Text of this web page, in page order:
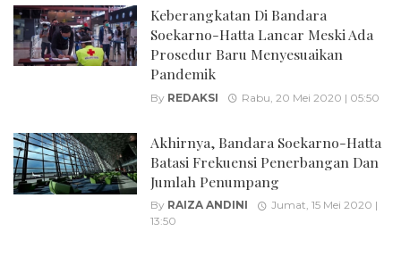
Keberangkatan Di Bandara
Soekarno-Hatta Lancar Meski Ada
Prosedur Baru Menyesuaikan
Pandemik
By REDAKSI Rabu, 20 Mei 2020 | 05:50
Akhirnya, Bandara Soekarno-Hatta
Batasi Frekuensi Penerbangan Dan
Jumlah Penumpang
By RAIZA ANDINI
Jumat, 15 Mei 2020 |
13:50